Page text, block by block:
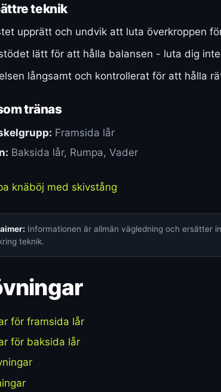
teknik
upprätt och undvik att luta överkroppen
lätt för att hålla balansen - luta dig
långsamt och kontrollerat för att hålla
tränas
Framsida lår
Baksida lår, Rumpa, Vader
knäböj med skivstång
Informationen är allmän vägledning och ersätter
teknik.
för framsida lår
för baksida lår